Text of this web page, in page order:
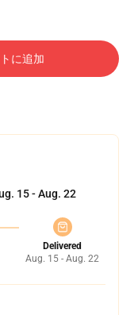
に追加
15 - Aug. 22
Delivered
Aug. 15 - Aug. 22